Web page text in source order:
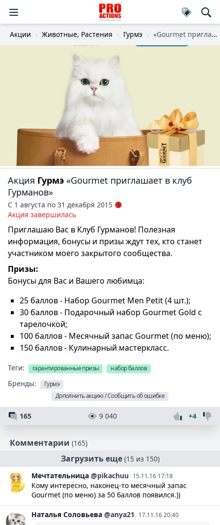
Акции Животные, Растения Гурмэ «Gourmet приглашает в клуб Гурманов»
Акция Гурмэ «Gourmet приглашает в клуб
Гурманов»
С 1 августа по 31 декабря 2015
Акция завершилась
Приглашаю Вас в Клуб Гурманов! Полезная
информация, бонусы и призы ждут тех, кто станет
участником моего закрытого сообщества.
Призы:
Бонусы для Вас и Вашего любимца:
25 баллов - Набор Gourmet Men Petit (4 шт.);
30 баллов - Подарочный набор Gourmet Gold с
тарелочкой;
100 баллов - Месячный запас Gourmet (по меню);
150 баллов - Кулинарный мастеркласс.
Теги: гарантированные призы набор баллов
Бренды:
Гурмэ
Дополнить акцию / Сообщить об ошибке
165 9 040 +4
Комментарии (165)
Загрузить еще (15 из 150)
Мечтательница @pikachuu 15.11.16 17:18
Кому интересно, наконец-то месячный запас
Gourmet (по меню) за 50 баллов появился.))
Наталья Соловьева @anya21 17.11.16 20:40